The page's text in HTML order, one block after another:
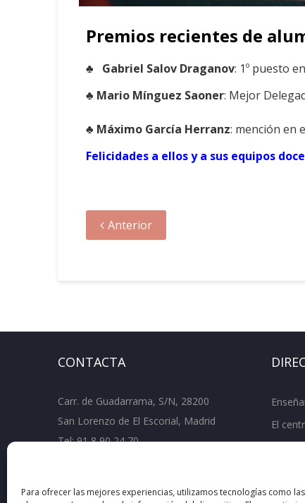
Para ofrecer las mejores experiencias, utilizamos tecnologías como
Premios recientes de
♣ Gabriel Salov Draganov: 1º puesto
♣ Mario Mínguez Saoner: Mejor
♣ Máximo García Herranz: mención en
Felicidades a ellos y a sus equipos
Anterior
CONTACTA
Carr. de Guadarrama, S/N, 28200
San Lorenzo de El Escorial, Madrid
Tel:91 8 90 24 70
rid.org
El